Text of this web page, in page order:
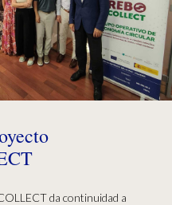
da continuidad a